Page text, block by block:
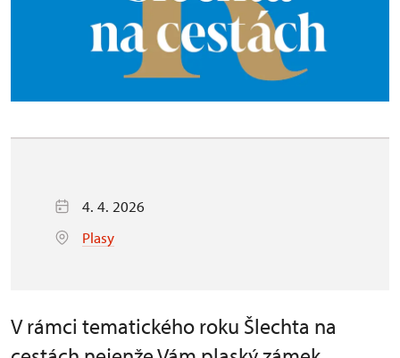
4. 4. 2026
Plasy
V rámci tematického roku Šlechta na